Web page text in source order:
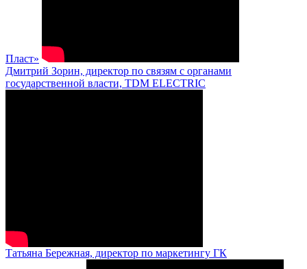
Пласт»
Дмитрий Зорин, директор по связям с органами
государственной власти, TDM ELECTRIC
Татьяна Бережная, директор по маркетингу ГК